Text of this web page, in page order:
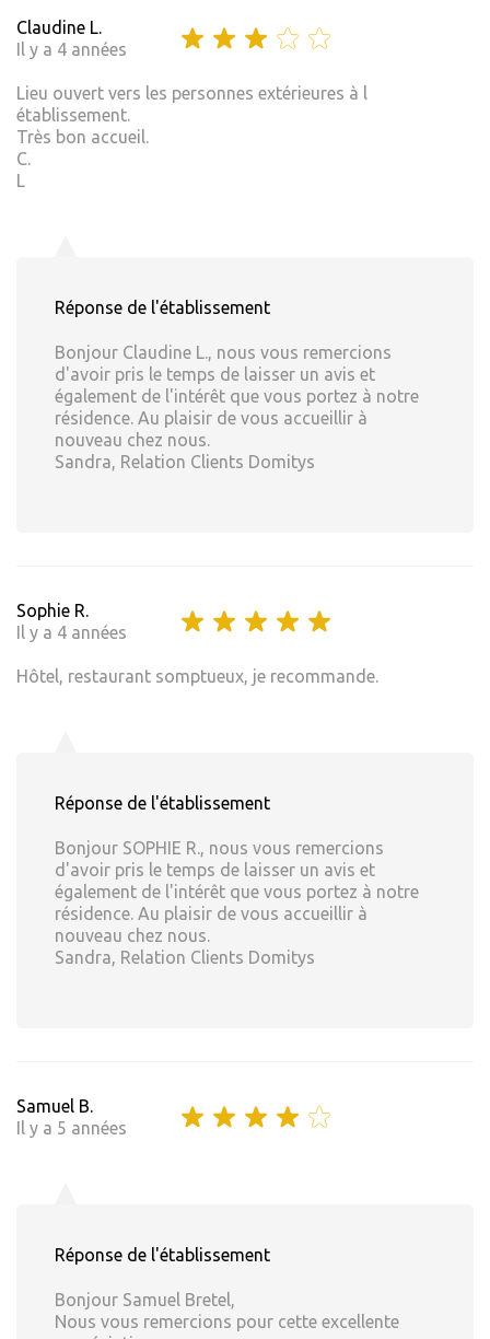
Claudine L.
Il y a 4 années
Lieu ouvert vers les personnes extérieures à l
établissement.
Très bon accueil.
C.
L
Réponse de l'établissement
Bonjour Claudine L., nous vous remercions
d'avoir pris le temps de laisser un avis et
également de l'intérêt que vous portez à notre
résidence. Au plaisir de vous accueillir à
nouveau chez nous.
Sandra, Relation Clients Domitys
Sophie R.
Il y a 4 années
Hôtel, restaurant somptueux, je recommande.
Réponse de l'établissement
Bonjour SOPHIE R., nous vous remercions
d'avoir pris le temps de laisser un avis et
également de l'intérêt que vous portez à notre
résidence. Au plaisir de vous accueillir à
nouveau chez nous.
Sandra, Relation Clients Domitys
Samuel B.
Il y a 5 années
Réponse de l'établissement
Bonjour Samuel Bretel,
Nous vous remercions pour cette excellente